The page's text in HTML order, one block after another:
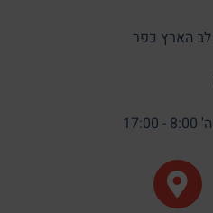
הארץ כפר